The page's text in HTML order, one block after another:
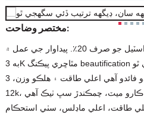
مختصر وضاحت:
ڪاربن فائبر ٽيوب، گھٽ کثافت، اسٽيل جو صرف 20٪. پيداوار جي عمل ۾
ڪاربن فائبر ٽيوب جامع ۾ وڏو فائدو آهي اعلي طاقت ۽ هلڪو وزن، 3k،
طاقت، اعلي ماڊلس، سٺي استحڪام